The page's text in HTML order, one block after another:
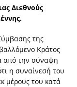
Διεθνούς
της
Κράτος
από την σύναψη
η συναίνεσή του
μέρους του κατά